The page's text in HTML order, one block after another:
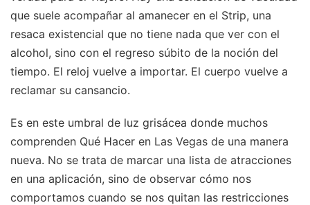
que suele acompañar al amanecer en el Strip, una
resaca existencial que no tiene nada que ver con el
alcohol, sino con el regreso súbito de la noción del
tiempo. El reloj vuelve a importar. El cuerpo vuelve a
reclamar su cansancio.
Es en este umbral de luz grisácea donde muchos
comprenden Qué Hacer en Las Vegas de una manera
nueva. No se trata de marcar una lista de atracciones
en una aplicación, sino de observar cómo nos
comportamos cuando se nos quitan las restricciones